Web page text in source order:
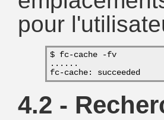
pour
$ fc-cache -fv
......
fc-cache: succeeded
4.2 -